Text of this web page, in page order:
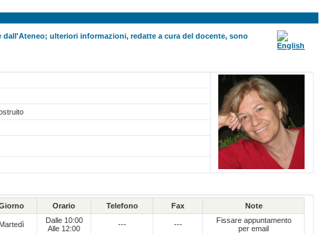
ulteriori informazioni, redatte a cura del docente, sono
Orario Telefono Fax Note
Martedì
Dalle 10:00
Alle 12:00
--- ---
Fissare appuntamento
per email